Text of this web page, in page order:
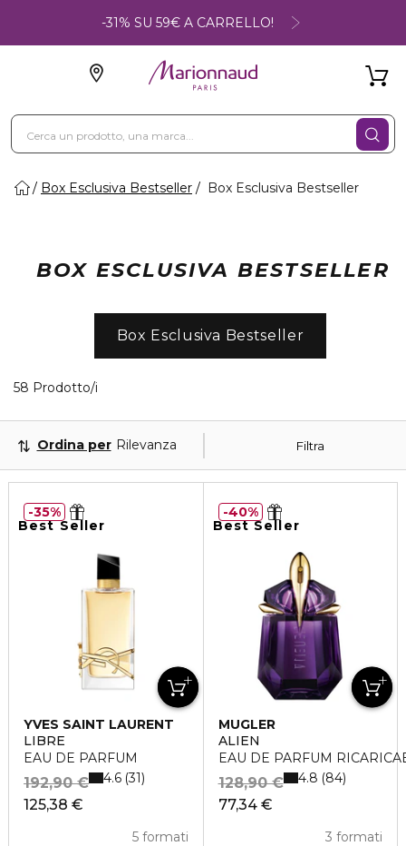
-31% SU 59€ A CARRELLO!
Box Esclusiva Bestseller Box Esclusiva Bestseller
BOX ESCLUSIVA BESTSELLER
Box Esclusiva Bestseller
58 Prodotto/i
Filtra
Ordina per Rilevanza
Best Seller
YVES SAINT LAURENT
LIBRE
EAU DE PARFUM
125,38 €
192,90 €
5 formati
4.6 31
35%
Best Seller
MUGLER
ALIEN
EAU DE PARFUM
77,34 €
128,90 €
3 formati
4.8 84
40%